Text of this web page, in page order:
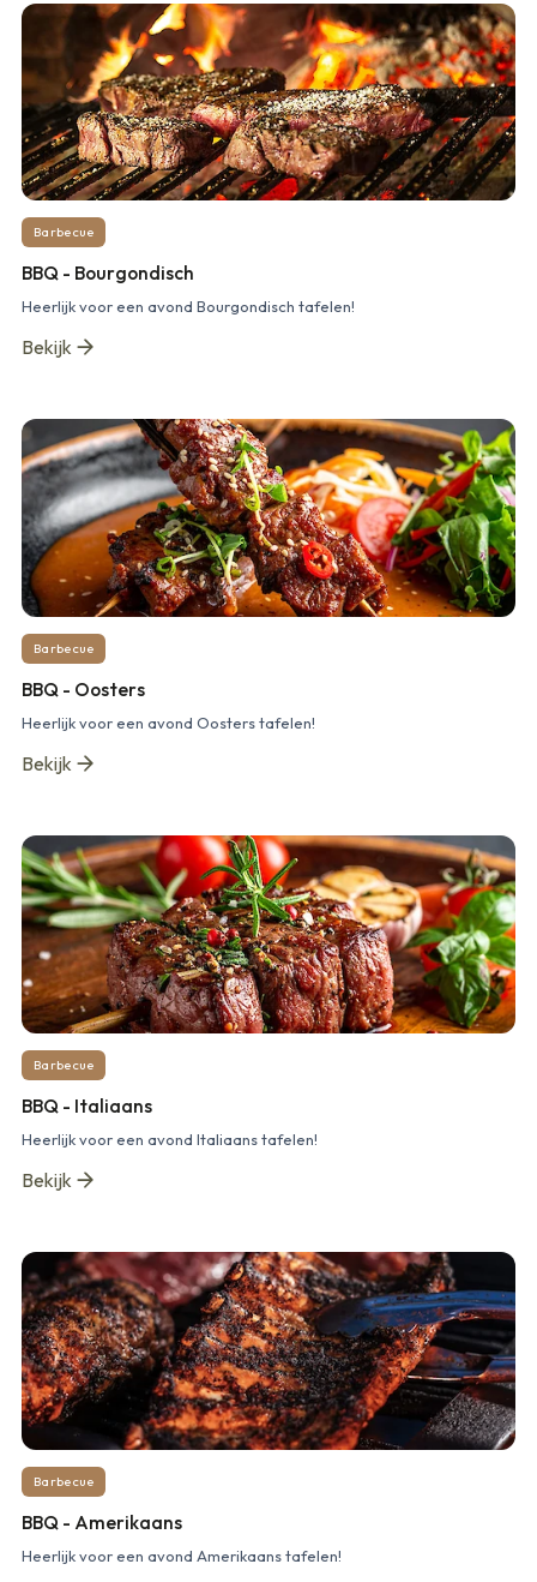
Barbecue
BBQ - Bourgondisch
Heerlijk voor een avond Bourgondisch tafelen!
Bekijk
Barbecue
BBQ - Oosters
Heerlijk voor een avond Oosters tafelen!
Bekijk
Barbecue
BBQ - Italiaans
Heerlijk voor een avond Italiaans tafelen!
Bekijk
Barbecue
BBQ - Amerikaans
Heerlijk voor een avond Amerikaans tafelen!